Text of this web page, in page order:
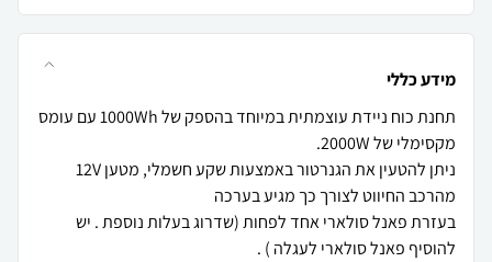
מידע כללי
תחנת כוח ניידת עוצמתית במיוחד בהספק של 1000Wh עם עומס
ניתן להטעין את הגנרטור באמצעות שקע חשמלי, מטען 12V
בעזרת פאנל סולארי אחד לפחות (שדרוג בעלות נוספת . יש